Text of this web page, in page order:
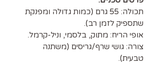
תכולה: 55 גרם (כמות גדולה ומפנקת
שתספיק לזמן רב).
אופי הריח: מתוק, בלסמי, וניל-קרמל.
צורה: גושי שרף/גריסים (משתנה
טבעית).